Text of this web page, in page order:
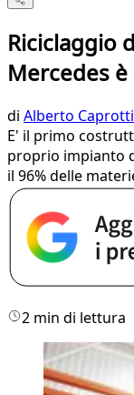
Riciclaggio
Mercedes
di Alberto Caprotti
E' il primo
proprio impianto
il 96% delle
2 min di lettura